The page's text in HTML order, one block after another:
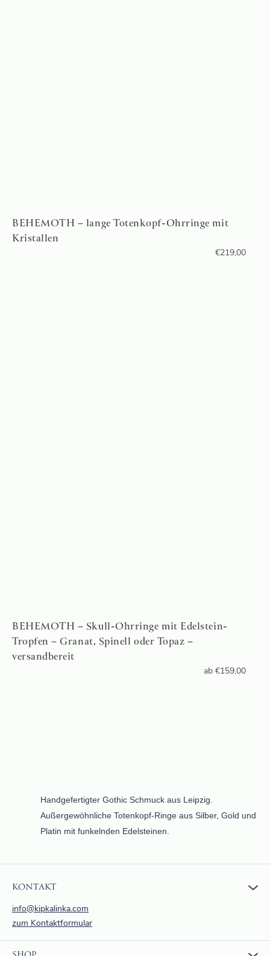
BEHEMOTH – lange Totenkopf-Ohrringe mit
Kristallen
€219,00
BEHEMOTH – Skull-Ohrringe mit Edelstein-
Tropfen – Granat, Spinell oder Topaz –
versandbereit
ab €159,00
Handgefertigter Gothic Schmuck aus Leipzig.
Außergewöhnliche Totenkopf-Ringe aus Silber, Gold und
Platin mit funkelnden Edelsteinen.
KONTAKT
info@kipkalinka.com
zum Kontaktformular